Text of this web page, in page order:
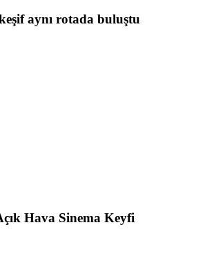
aynı rotada buluştu
Hava Sinema Keyfi